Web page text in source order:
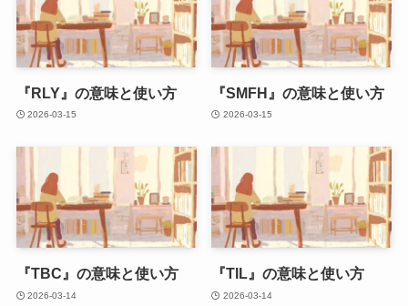
『RLY』の意味と使い方
2026-03-15
『SMFH』の意味と使い方
2026-03-15
『TBC』の意味と使い方
2026-03-14
『TIL』の意味と使い方
2026-03-14